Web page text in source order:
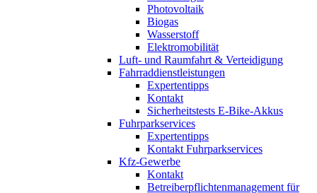
Photovoltaik
Biogas
Wasserstoff
Elektromobilität
Luft- und Raumfahrt & Verteidigung
Fahrraddienstleistungen
Expertentipps
Kontakt
Sicherheitstests E-Bike-Akkus
Fuhrparkservices
Expertentipps
Kontakt Fuhrparkservices
Kfz-Gewerbe
Kontakt
Betreiberpflichtenmanagement für